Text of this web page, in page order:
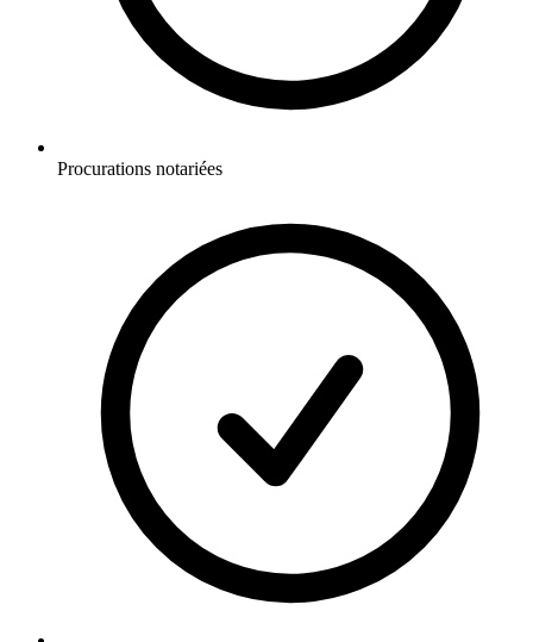
Procurations notariées